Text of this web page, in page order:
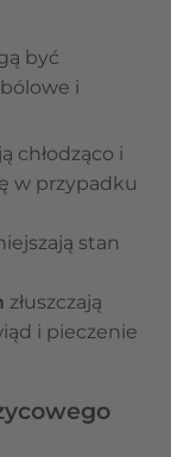
być
i
chłodząco i
w przypadku
stan
złuszczają
i pieczenie